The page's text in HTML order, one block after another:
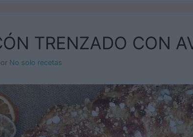
TRENZADO CON
No solo recetas